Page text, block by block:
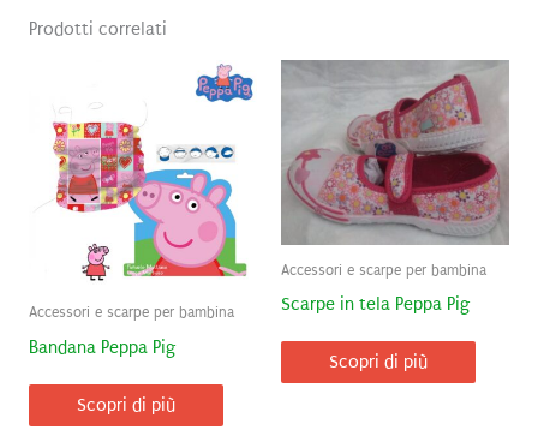
Prodotti correlati
Accessori e scarpe per bambina
Bandana Peppa Pig
Scopri di più
Accessori e scarpe per bambina
Scarpe in tela Peppa Pig
Scopri di più